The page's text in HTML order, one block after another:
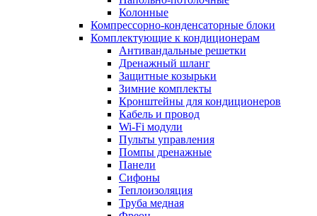
Колонные
Компрессорно-конденсаторные блоки
Комплектующие к кондиционерам
Антивандальные решетки
Дренажный шланг
Защитные козырьки
Зимние комплекты
Кронштейны для кондиционеров
Кабель и провод
Wi-Fi модули
Пульты управления
Помпы дренажные
Панели
Сифоны
Теплоизоляция
Труба медная